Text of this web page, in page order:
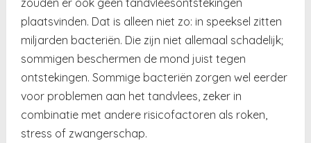
plaatsvinden. Dat is alleen niet zo: in speeksel zitten
miljarden bacteriën. Die zijn niet allemaal schadelijk;
sommigen beschermen de mond juist tegen
ontstekingen. Sommige bacteriën zorgen wel eerder
voor problemen aan het tandvlees, zeker in
combinatie met andere risicofactoren als roken,
stress of zwangerschap.